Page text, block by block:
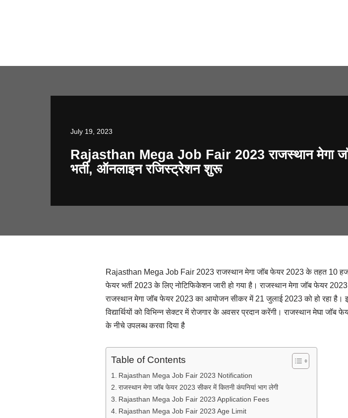
July 19, 2023
Rajasthan Mega Job Fair 2023 राजस्थान मेगा
भर्ती, ऑनलाइन रजिस्ट्रेशन शुरू
Rajasthan Mega Job Fair 2023 राजस्थान मेगा जॉब फेयर 2023 के तहत 10
फेयर भर्ती 2023 के लिए नोटिफिकेशन जारी हो गया है। राजस्थान मेगा जॉब फेयर 2023
राजस्थान मेगा जॉब फेयर 2023 का आयोजन सीकर में 21 जुलाई 2023 को हो रहा है।
विद्यार्थियों को विभिन्न सेक्टर में रोजगार के अवसर प्रदान करेंगी। राजस्थान मेघा
के नीचे उपलब्ध करवा दिया है
Table of Contents
Rajasthan Mega Job Fair 2023 Notification
राजस्थान मेगा जॉब फेयर 2023 सीकर में कितनी कंपनियां भाग लेगी
Rajasthan Mega Job Fair 2023 Application Fees
Rajasthan Mega Job Fair 2023 Age Limit